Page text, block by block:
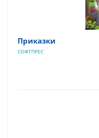
Приказки
СОФТПРЕС